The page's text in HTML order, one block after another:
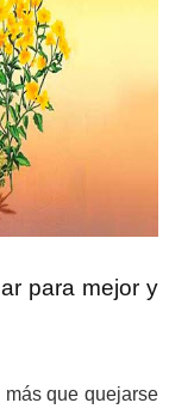
para mejor y
que quejarse